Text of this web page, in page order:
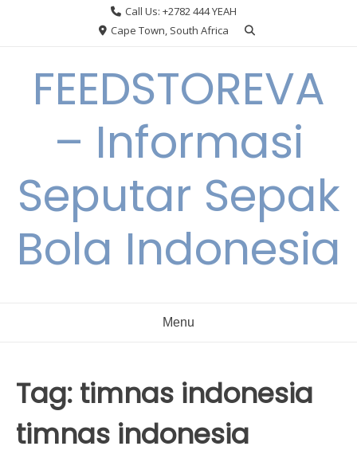
Call Us: +2782 444 YEAH
Cape Town, South Africa
FEEDSTOREVA
– Informasi
Seputar Sepak
Bola Indonesia
Menu
Tag: timnas indonesia
timnas indonesia